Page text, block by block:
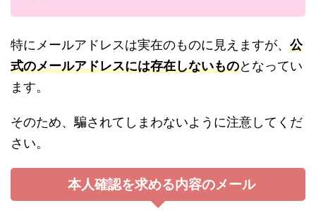
特にメールアドレスは実在のものに見えますが、 公
式のメールアドレスには存在しないものとなってい
ます。
そのため、騙されてしまわないように注意してくだ
さい。
本人確認を求める内容のメール